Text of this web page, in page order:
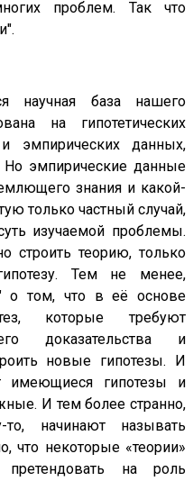
проблем. Так что
научная база нашего
на гипотетических
эмпирических данных,
эмпирические данные
знания и какой-
только частный случай,
изучаемой проблемы.
строить теорию, только
Тем не менее,
о том, что в её основе
которые требуют
доказательства и
новые гипотезы. И
гипотезы и
И тем более странно,
начинают называть
что некоторые «теории»
на роль